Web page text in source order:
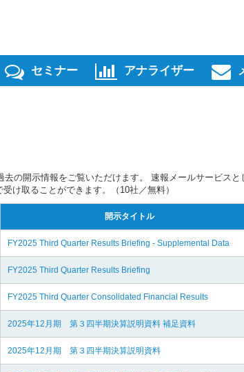
セミナー アナライザー
去の開示情報をご覧いただけます。 速報メールサービスと
け取ることができます。（10社／無料）
開示タイトル
FY2025 Third Quarter Results Briefing - Supplemental Data
FY2025 Third Quarter Results Briefing
FY2025 Third Quarter Consolidated Financial Results
2025年12月期 第３四半期決算説明資料 補足資料
2025年12月期 第３四半期決算説明資料